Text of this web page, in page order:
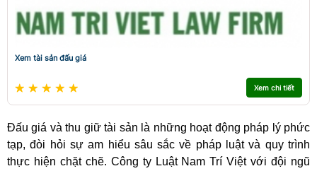
Xem tài sản đấu giá
Xem chi tiết
Đấu giá và thu giữ tài sản là những hoạt động pháp lý phức
tạp, đòi hỏi sự am hiểu sâu sắc về pháp luật và quy trình
thực hiện chặt chẽ. Công ty Luật Nam Trí Việt với đội ngũ